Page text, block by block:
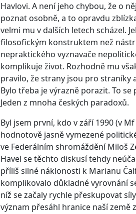
Havlovi. A není jeho chybou, že o
poznat osobně, a to opravdu
velmi mu v dalších letech scházel.
filosofickým konstruktem než
nepraktického vyznavače
komplikuje život. Rozhodně mu
pravilo, že strany jsou pro straníky
Bylo třeba je výrazně porazit. To
Jeden z mnoha českých paradoxů.
Byl jsem první, kdo v září 1990 (v
hodnotově jasně vymezené
ve Federálním shromáždění Miloš
Havel se těchto diskusí tehdy
příliš silné náklonosti k Marianu
komplikovalo důkladné vyrovnání
níž se začaly rychle přeskupovat
význam přesáhl hranice naší